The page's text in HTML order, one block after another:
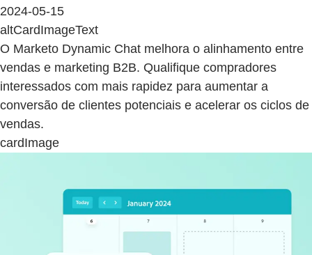
2024-05-15
altCardImageText
O Marketo Dynamic Chat melhora o alinhamento entre
vendas e marketing B2B. Qualifique compradores
interessados com mais rapidez para aumentar a
conversão de clientes potenciais e acelerar os ciclos de
vendas.
cardImage